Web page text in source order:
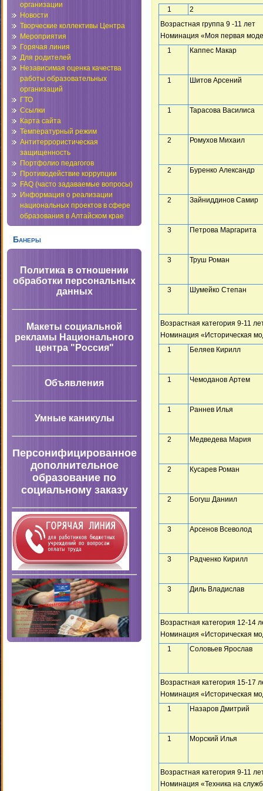
организации
Новости
Творческие коллективы Центра
Мероприятия
Горячая линия
Для родителей
Независимая оценка качества
работы образовательных
организаций
ГТО
Ссылки
Карта сайта
Температурный режим
Антитеррористическая
защищенность
Портфолио педагогов
Противодействие коррупции
FAQ (часто задаваемые вопросы)
Информация о реализации
национальных проектов в сфере
образования в Алтайском крае
Банеры
Политика в отношении
обработки персональных
данных
Макеты социальной
рекламы Национального
центра "Россия"
Объявления
Умные каникулы
Персонифицированное
дополнительное
образование по
социальному заказу
1
2
Возрастная группа 9 -11 лет
Номинация «Моя первая
1
Каппес Макар
1 Шитов Арсений
1 Тарасова Василиса
2 Ромухов Михаил
2 Буренко Александр
2 Зайниддинов Самир
3 Петрова Маргарита
3 Труш Роман
3 Шумейко Степан
Возрастная категория 9-11
Номинация «Историческая
1
Беляев Кирилл
1 Чемоданов Артем
1 Раннев Илья
2 Медведева Мария
2 Кусарев Роман
2 Богуш Даниил
3 Арсенов Всеволод
3 Радченко Кирилл
3 Диль Владислав
Возрастная категория 12-14
Номинация «Историческая
1
Соловьев Ярослав
Возрастная категория 15-17
Номинация «Историческая
1
Назаров Дмитрий
1 Морский Илья
Возрастная категория 9-11
Номинация «Техника на